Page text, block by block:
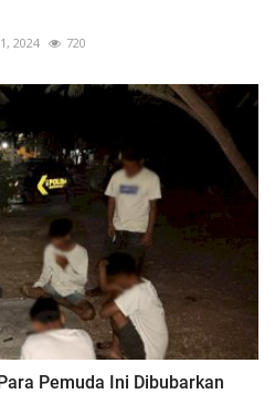
2024 720
Pemuda Ini Dibubarkan